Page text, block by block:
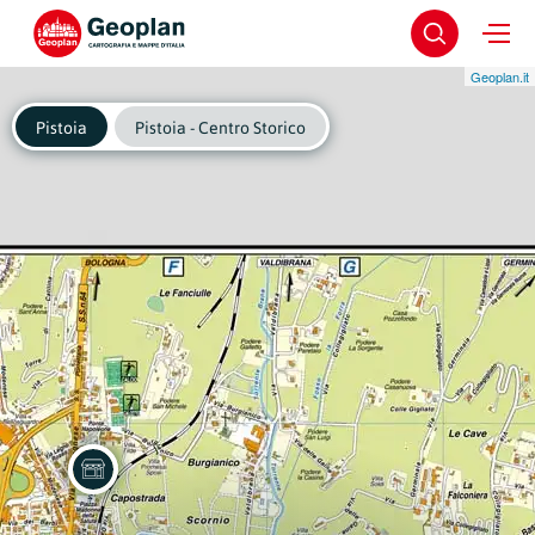
Geoplan.it
Pistoia Pistoia - Centro Storico